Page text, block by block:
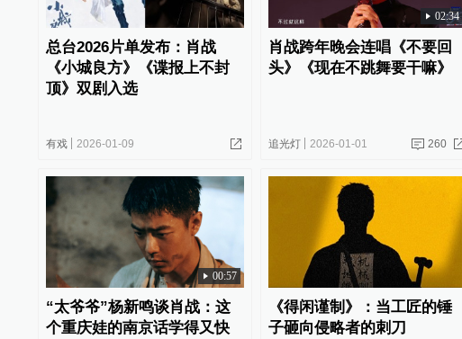
总台2026片单发布：肖战
《小城良方》《谍报上不封
顶》双剧入选
有戏 2026-01-09
02:34
肖战跨年晚会连唱《不要回
头》《现在不跳舞要干嘛》
追光灯 2026-01-01 260
00:57
“太爷爷”杨新鸣谈肖战：这
个重庆娃的南京话学得又快
《得闲谨制》：当工匠的锤
子砸向侵略者的刺刀